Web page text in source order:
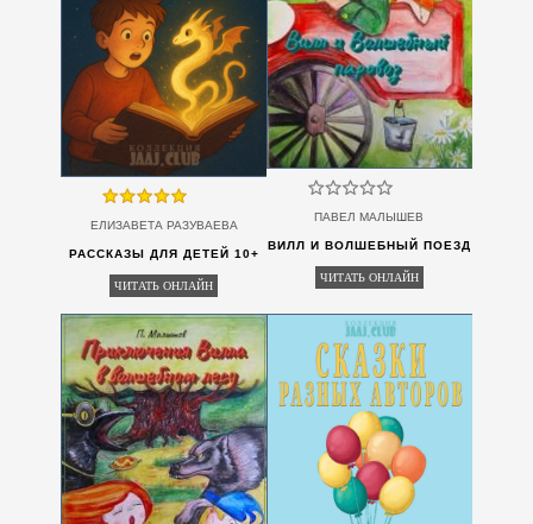
ЕЛИЗАВЕТА РАЗУВАЕВА
РАССКАЗЫ ДЛЯ ДЕТЕЙ 10+
ЧИТАТЬ ОНЛАЙН
ПАВЕЛ МАЛЫШЕВ
ВИЛЛ И ВОЛШЕБНЫЙ ПОЕЗД
ЧИТАТЬ ОНЛАЙН